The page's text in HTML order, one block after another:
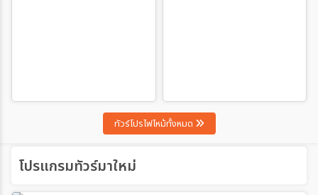
ทัวร์โปรไฟไหม้ทั้งหมด
โปรแกรมทัวร์มาใหม่